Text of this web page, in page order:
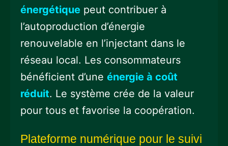
énergétique peut contribuer à
l’autoproduction d’énergie
renouvelable en l’injectant dans le
réseau local. Les consommateurs
bénéficient d’uneénergie à coût
réduit. Le système crée de la valeur
pour tous et favorise la coopération.
Plateforme numérique pour le suivi